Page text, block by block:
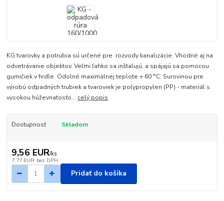
KG tvarovky a potrubia sú určené pre rozvody kanalizácie. Vhodné aj na
odvetrávanie objektov. Veľmi ľahko sa inštalujú, a spájajú sa pomocou
gumičiek v hrdle. Odolné maximálnej teplote + 60 °C. Surovinou pre
výrobú odpadných trubiek a tvaroviek je polypropylen (PP) - materiál s
vysokou húževnatosťo... celý popis
Dostupnosť Skladom
9,56 EUR/ks
7,77 EUR bez DPH
Pridať do košíka